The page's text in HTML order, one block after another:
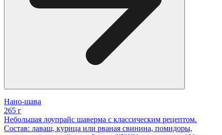
Нано-шава
265 г
Небольшая лоупрайс шаверма с классическим рецептом.
Состав: лаваш, курица или рваная свинина, помидоры,